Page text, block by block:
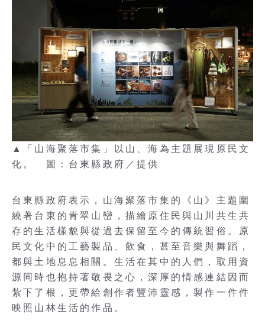
▲「山海聚落市集」以山、海為主題展現原民文
化。 圖：台東縣政府／提供
台東縣政府表示，山海聚落市集的《山》主題圍
繞著台東的青翠山巒，描繪原住民與山川共生共
存的生活樣貌與從過去保留至今的傳統習俗。原
民文化中的工藝製品、飲食，甚至音樂與舞蹈，
都與土地息息相關。生活在其中的人們，取用資
源同時也抱持著敬畏之心，深厚的情感連結因而
紮下了根，更帶給創作者豐沛靈感，製作一件件
映照山林生活的作品。